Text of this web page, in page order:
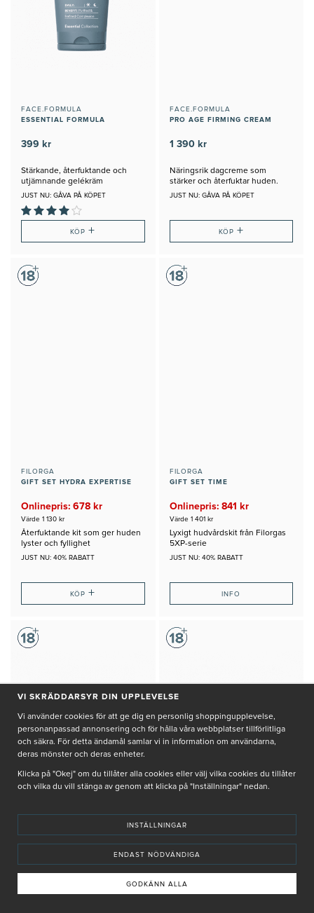
FACE.FORMULA
ESSENTIAL FORMULA
399 kr
Stärkande, återfuktande och
utjämnande gelékräm
JUST NU: GÅVA PÅ KÖPET
KÖP+
FACE.FORMULA
PRO AGE FIRMING CREAM
1 390 kr
Näringsrik dagcreme som
stärker och återfuktar huden.
JUST NU: GÅVA PÅ KÖPET
KÖP +
FILORGA
GIFT SET HYDRA EXPERTISE
Onlinepris: 678 kr
Värde 1 130 kr
Återfuktande kit som ger huden
lyster och fyllighet
JUST NU: 40% RABATT
KÖP+
FILORGA
GIFT SET TIME
Onlinepris: 841 kr
Värde 1 401 kr
Lyxigt hudvårdskit från Filorgas
5XP-serie
JUST NU: 40% RABATT
INFO
FILORGA
GLOBAL-REPAIR ADVANCED
Ansiktscreme som stärker en
FILORGA
GLOBAL-REPAIR BALM
Närande ansiktskräm för mogen
VI SKRÄDDARSYR DIN UPPLEVELSE
Vi använder cookies för att ge dig en personlig shoppingupplevelse,
personanpassad annonsering och för hålla våra webbplatser tillförlitliga
och säkra. För detta ändamål samlar vi in information om användarna,
deras mönster och deras enheter.
Klicka på "Okej" om du tillåter alla cookies eller välj vilka cookies du tillåter
och vilka du vill stänga av genom att klicka på "Inställningar" nedan.
INSTÄLLNINGAR
ENDAST NÖDVÄNDIGA
GODKÄNN ALLA